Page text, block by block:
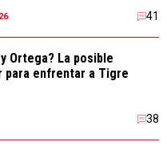
41
Ortega? La posible
para enfrentar a Tigre
38